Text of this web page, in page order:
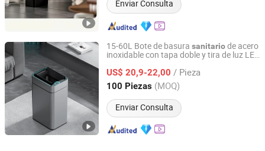
Enviar Consulta
15-60L Bote de basura sanitariode acero
inoxidable con tapa doble y tira de luz LED
US$ 20,9-22,00 / Pieza
100 Piezas (MOQ)
Enviar Consulta
Foshan Yiwei Smart Home Co., Ltd.
Guangdong, China Desde 2026